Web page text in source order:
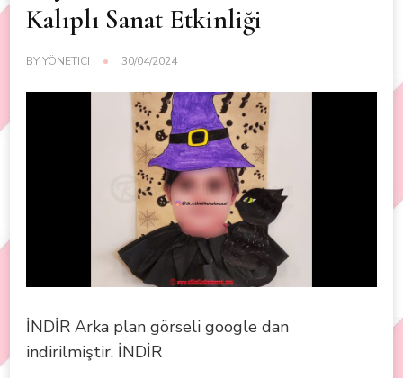
Kalıplı Sanat Etkinliği
BYYÖNETICI 30/04/2024
İNDİR Arka plan görseli google dan
indirilmiştir. İNDİR